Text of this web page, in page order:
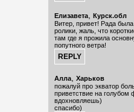
Елизавета, Курск.обл
Витер, привет! Рада
ролики, жаль, что
там где я прожила
попутного ветра!
Алла, Харьков
пожалуй про экватор
приветствие на голубом
вдохновляешь)
спасибо)